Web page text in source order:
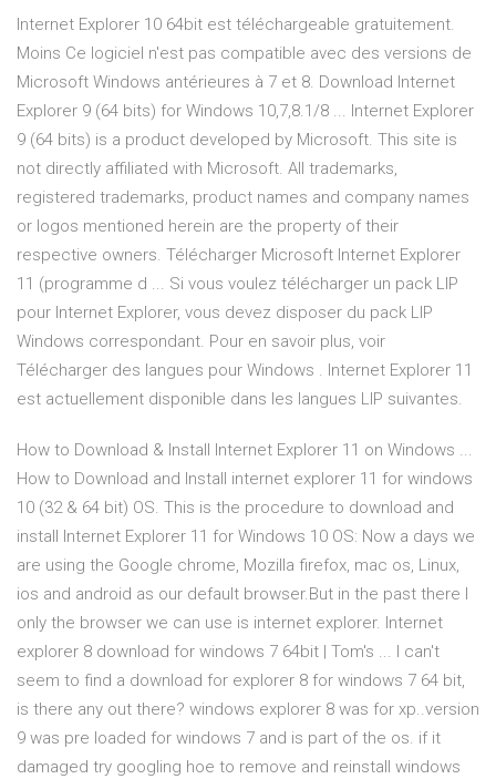
Internet Explorer 10 64bit est téléchargeable gratuitement.
Moins Ce logiciel n'est pas compatible avec des versions de
Microsoft Windows antérieures à 7 et 8. Download Internet
Explorer 9 (64 bits) for Windows 10,7,8.1/8 ... Internet Explorer
9 (64 bits) is a product developed by Microsoft. This site is
not directly affiliated with Microsoft. All trademarks,
registered trademarks, product names and company names
or logos mentioned herein are the property of their
respective owners. Télécharger Microsoft Internet Explorer
11 (programme d ... Si vous voulez télécharger un pack LIP
pour Internet Explorer, vous devez disposer du pack LIP
Windows correspondant. Pour en savoir plus, voir
Télécharger des langues pour Windows . Internet Explorer 11
est actuellement disponible dans les langues LIP suivantes.
How to Download & Install Internet Explorer 11 on Windows ...
How to Download and Install internet explorer 11 for windows
10 (32 & 64 bit) OS. This is the procedure to download and
install Internet Explorer 11 for Windows 10 OS: Now a days we
are using the Google chrome, Mozilla firefox, mac os, Linux,
ios and android as our default browser.But in the past there I
only the browser we can use is internet explorer. Internet
explorer 8 download for windows 7 64bit | Tom's ... I can't
seem to find a download for explorer 8 for windows 7 64 bit,
is there any out there? windows explorer 8 was for xp..version
9 was pre loaded for windows 7 and is part of the os. if it
damaged try googling hoe to remove and reinstall windows